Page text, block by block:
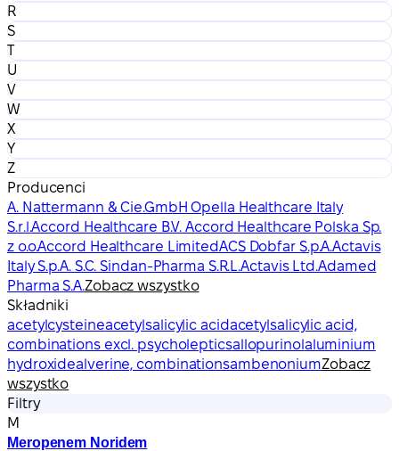
R
S
T
U
V
W
X
Y
Z
Producenci
A. Nattermann & Cie.GmbH Opella Healthcare Italy
S.r.l.Accord Healthcare B.V. Accord Healthcare Polska Sp.
z o.o.Accord Healthcare LimitedACS Dobfar S.p.A.Actavis
Italy S.p.A. S.C. Sindan-Pharma S.R.L.Actavis Ltd.Adamed
Pharma S.A.Zobacz wszystko
Składniki
acetylcysteineacetylsalicylic acidacetylsalicylic acid,
combinations excl. psycholepticsallopurinolaluminium
hydroxidealverine, combinationsambenoniumZobacz
wszystko
Filtry
M
Meropenem Noridem